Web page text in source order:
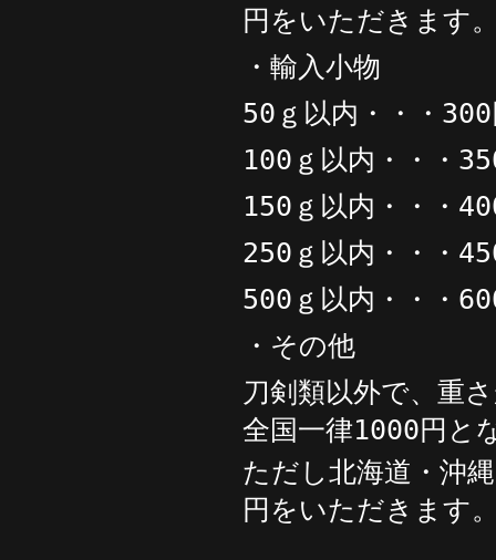
円をいただきます
・輸入小物
50ｇ以内・・・
100ｇ以内・・・
150ｇ以内・・・
250ｇ以内・・・
500ｇ以内・・・
・その他
刀剣類以外で、重
全国一律1000円と
ただし北海道・沖
円をいただきます